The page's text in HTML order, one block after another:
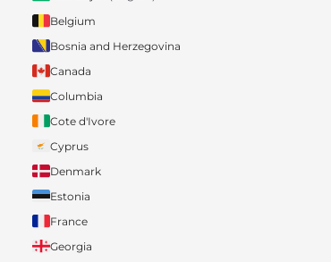
Belgium
Bosnia and Herzegovina
Canada
Columbia
Cote d'Ivore
Cyprus
Denmark
Estonia
France
Georgia